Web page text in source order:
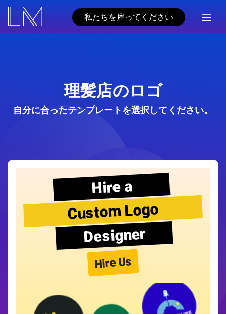
私たちを雇ってください
理髪店のロゴ
自分に合ったテンプレートを選択してください。
Hire a
Custom Logo
Designer
Hire Us